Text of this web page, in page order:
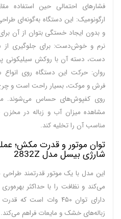
فشارهای احتمالی حین استفاده
ارگونومیک: این دستگاه به‌گونه‌ای
و بدون ایجاد خستگی بتوان از آن
نرم و خوش‌دست: برای جلوگیری از
دست، دسته آن با روکش سیلیکونی
روان: حرکت این دستگاه روی
فرش و موکت، بسیار راحت است و
روی کفپوش‌های حساس می‌شوند.
مشاهده میزان آب و زباله در
مناسب آن را تخلیه کند.
توان موتور و قدرت مکش؛
شارژی بیسل مدل 2832Z
این مدل با یک موتور قدرتمند طراحی
می‌کند و نظافت را با حداکثر
دارای توان ۴۵۰ وات
زباله‌های خشک و مایعات فراهم می‌کند.